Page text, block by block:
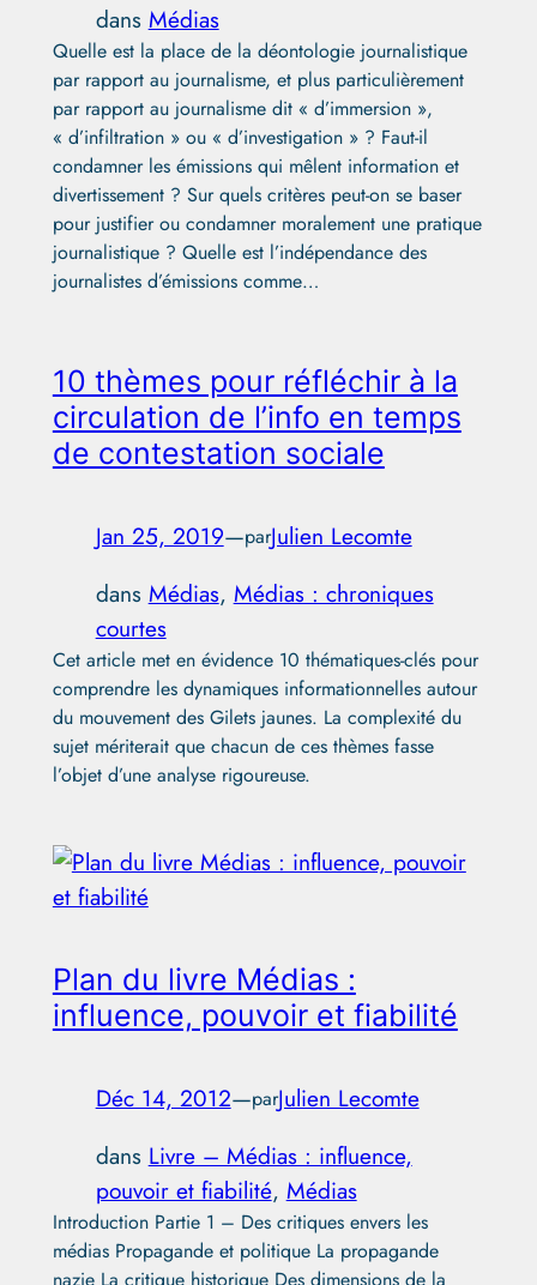
dans Médias
Quelle est la place de la déontologie journalistique
par rapport au journalisme, et plus particulièrement
par rapport au journalisme dit « d’immersion »,
« d’infiltration » ou « d’investigation » ? Faut-il
condamner les émissions qui mêlent information et
divertissement ? Sur quels critères peut-on se baser
pour justifier ou condamner moralement une pratique
journalistique ? Quelle est l’indépendance des
journalistes d’émissions comme…
10 thèmes pour réfléchir à la
circulation de l’info en temps
de contestation sociale
Jan 25, 2019—parJulien Lecomte
dans Médias, Médias : chroniques
courtes
Cet article met en évidence 10 thématiques-clés pour
comprendre les dynamiques informationnelles autour
du mouvement des Gilets jaunes. La complexité du
sujet mériterait que chacun de ces thèmes fasse
l’objet d’une analyse rigoureuse.
Plan du livre Médias :
influence, pouvoir et fiabilité
Déc 14, 2012—parJulien Lecomte
dans Livre – Médias : influence,
pouvoir et fiabilité, Médias
Introduction Partie 1 – Des critiques envers les
médias Propagande et politique La propagande